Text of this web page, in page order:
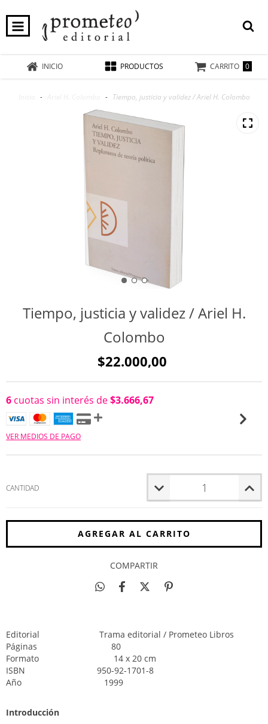
INICIO PRODUCTOS CARRITO 0
- - Tiempo, justicia y validez / Ariel H. Colombo
Tiempo, justicia y validez / Ariel H.
Colombo
$22.000,00
6 cuotas sin interés de$3.666,67
VER MEDIOS DE PAGO
CANTIDAD
COMPARTIR
Editorial
Trama editorial / Prometeo Libros
Páginas
80
Formato
14 x 20 cm
ISBN
950-92-1701-8
Año
1999
Introducción